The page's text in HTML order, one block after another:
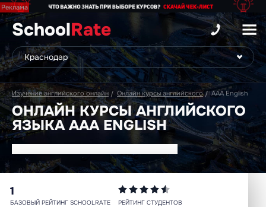
SchoolRate
Изучение английского онлайн Онлайн курсы английского AAA English
ОНЛАЙН КУРСЫ АНГЛИЙСКОГО
ЯЗЫКА AAA ENGLISH
1
БАЗОВЫЙ РЕЙТИНГ SCHOOLRATE РЕЙТИНГ СТУДЕНТОВ